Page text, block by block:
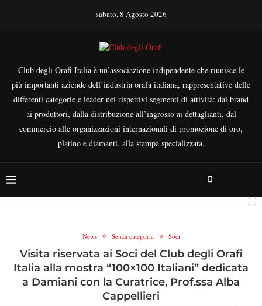
sabato, 8 Agosto 2026
Club degli Orafi Italia è un’associazione indipendente che riunisce le
più importanti aziende dell’industria orafa italiana, rappresentative delle
differenti categorie e leader nei rispettivi segmenti di attività: dai brand
ai produttori, dalla distribuzione all’ingrosso ai dettaglianti, dal
commercio alle organizzazioni internazionali di promozione di oro,
platino e diamanti, alla stampa specializzata.
News Senza categoria Soci
Visita riservata ai Soci del Club degli Orafi
Italia alla mostra “100×100 Italiani” dedicata
a Damiani con la Curatrice, Prof.ssa Alba
Cappellieri